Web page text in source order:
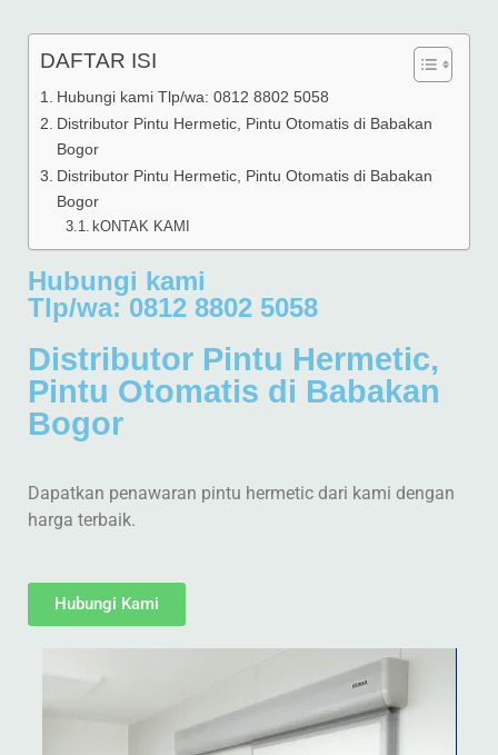
DAFTAR ISI
Hubungi kami Tlp/wa: 0812 8802 5058
Distributor Pintu Hermetic, Pintu Otomatis di Babakan
Bogor
Distributor Pintu Hermetic, Pintu Otomatis di Babakan
Bogor
kONTAK KAMI
Hubungi kami
Tlp/wa: 0812 8802 5058
Distributor Pintu Hermetic,
Pintu Otomatis di Babakan
Bogor
Dapatkan penawaran pintu hermetic dari kami dengan
harga terbaik.
Hubungi Kami